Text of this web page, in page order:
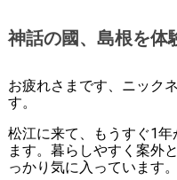
神話の國、島根を体
お疲れさまです、ニック
す。
松江に来て、もうすぐ1
ます。暮らしやすく案外
っかり気に入っています。